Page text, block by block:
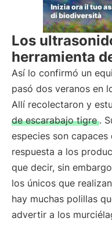
Los
herramienta
Así lo confirmó un
pasó dos veranos en
Allí recolectaron y
de escarabajo tigre .
especies son capaces
respuesta a los
que decir, sin
los únicos que
hay muchas polillas
advertir a los